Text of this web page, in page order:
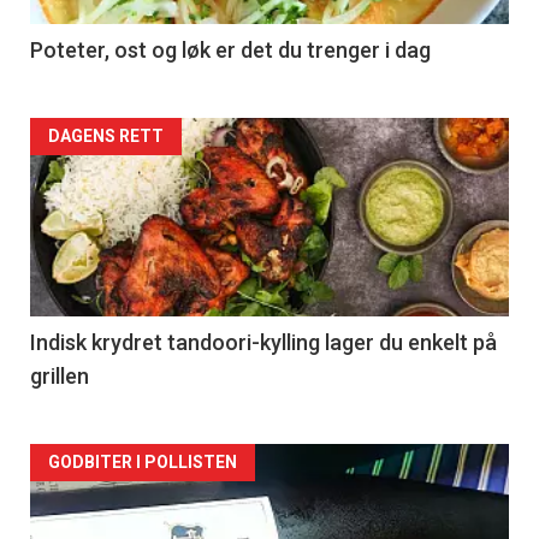
Poteter, ost og løk er det du trenger i dag
Forsiden
akkurat
nå
-
2
DAGENS RETT
Indisk krydret tandoori-kylling lager du enkelt på
grillen
Forsiden
akkurat
GODBITER I POLLISTEN